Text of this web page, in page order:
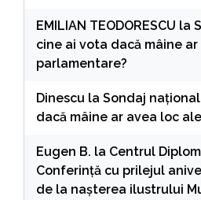
EMILIAN TEODORESCU la
cine ai vota dacă mâine
parlamentare?
Dinescu la Sondaj
dacă mâine ar avea loc
Eugen B. la Centrul
Conferință cu prilejul
de la nașterea ilustrului